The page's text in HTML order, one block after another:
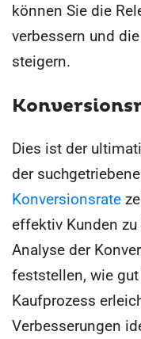
können Sie die
verbessern und
steigern.
Dies ist der
der
Konversionsrate
effektiv Kunden
Analyse der
feststellen, wie
Kaufprozess
Verbesserungen